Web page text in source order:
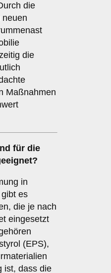
die
neuen
die
Maßnahmen
für die
in
es
die je nach
eingesetzt
(EPS),
ist, dass die